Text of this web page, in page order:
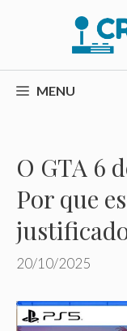
conteúdo
MENU
O GTA 6
Por que
20/10/2025